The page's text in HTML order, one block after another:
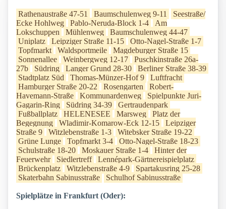
Rathenaustraße 47-51 Baumschulenweg 9-11
Seestraße/
Ecke Hohlweg
Pablo-Neruda-Block 1-4
Am
Lokschuppen
Mühlenweg
Baumschulenweg 44-47
Uniplatz
Leipziger Straße 11-15
Otto-Nagel-Straße 1-7
Topfmarkt
Waldsportmeile
Magdeburger Straße 15
Sonnenallee
Weinbergweg 12-17
Puschkinstraße 26a-
27b
Südring Langer Grund 28-30
Berliner Straße 38-39
Stadtplatz Süd
Thomas-Münzer-Hof 9
Luftfracht
Hamburger Straße 20-22
Rosengarten
Robert-
Havemann-Straße
Kommunardenweg
Spielpunkte Juri-
Gagarin-Ring
Südring 34-39
Gertraudenpark
Fußballplatz
HELENESEE Marsweg
Platz der
Begegnung
Wladimir-Komarow-Eck 12-15
Leipziger
Straße 9
Witzlebenstraße 1-3
Witebsker Straße 19-22
Grüne Lunge
Topfmarkt 3-4
Otto-Nagel-Straße 18-23
Schulstraße 18-20
Moskauer Straße 1-4
Hinter der
Feuerwehr
Siedlertreff
Lennépark-Gärtnereispielplatz
Brückenplatz
Witzlebenstraße 4-9
Spartakusring 25-28
Skaterbahn Sabinusstraße
Schulhof Sabinusstraße
Spielplätze in Frankfurt (Oder):